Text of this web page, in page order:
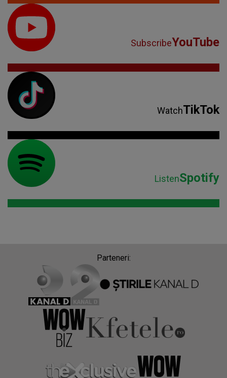
SubscribeYouTube
WatchTikTok
ListenSpotify
Parteneri: